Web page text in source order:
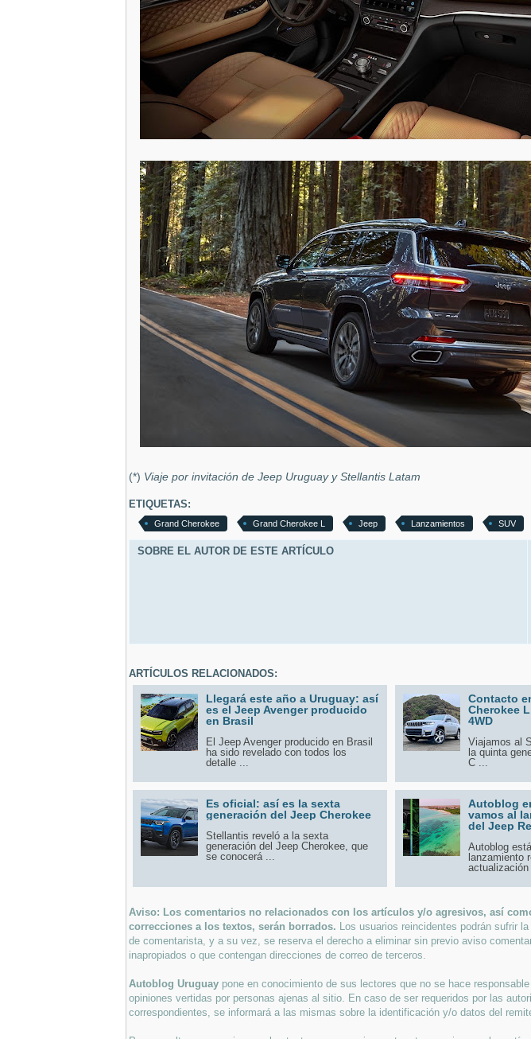
(*) Viaje por invitación de Jeep Uruguay y Stellantis Latam
ETIQUETAS:
Grand Cherokee Grand Cherokee L Jeep Lanzamientos SUV
SOBRE EL AUTOR DE ESTE ARTÍCULO
ARTÍCULOS RELACIONADOS:
Llegará este año a Uruguay: así
es el Jeep Avenger producido
en Brasil
El Jeep Avenger producido en Brasil
ha sido revelado con todos los
detalle ...
Contacto
Cherokee
4WD
Viajamos al
la quinta
C ...
Es oficial: así es la sexta
generación del Jeep Cherokee
Stellantis reveló a la sexta
generación del Jeep Cherokee, que
se conocerá ...
Autoblog
vamos al
del Jeep
Autoblog
lanzamiento
actualización
Aviso: Los comentarios no relacionados con los artículos y/o agresivos, así
correcciones a los textos, serán borrados.
Los usuarios reincidentes podrán sufrir
de comentarista, y a su vez, se reserva el derecho a eliminar sin previo aviso
inapropiados o que contengan direcciones de correo de terceros.
Autoblog Uruguay pone en conocimiento de sus lectores que no se hace
opiniones vertidas por personas ajenas al sitio. En caso de ser requeridos por las
correspondientes, se informará a las mismas sobre la identificación y/o datos del